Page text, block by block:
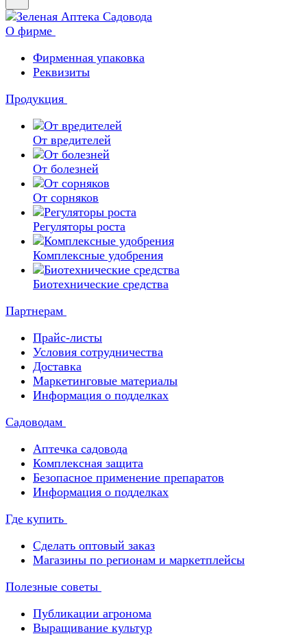
О фирме
Фирменная упаковка
Реквизиты
Продукция
От вредителей
От болезней
От сорняков
Регуляторы роста
Комплексные удобрения
Биотехнические средства
Партнерам
Прайс-листы
Условия сотрудничества
Доставка
Маркетинговые материалы
Информация о подделках
Садоводам
Аптечка садовода
Комплексная защита
Безопасное применение препаратов
Информация о подделках
Где купить
Сделать оптовый заказ
Магазины по регионам и маркетплейсы
Полезные советы
Публикации агронома
Выращивание культур